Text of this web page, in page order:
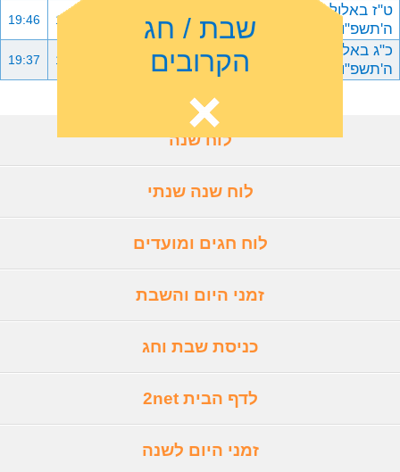
ט"ז באלול
ה'תשפ"ו
28-29/8/2026 כי תבוא 18:41
19:46
כ"ג באלול
ה'תשפ"ו
4-5/9/2026 ניצבים וילך 18:32
19:37
שבת / חג
הקרובים
לוח שנה
לוח שנה שנתי
לוח חגים ומועדים
זמני היום והשבת
כניסת שבת וחג
לדף הבית 2net
זמני היום לשנה